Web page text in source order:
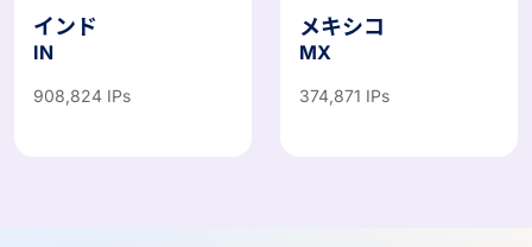
インド
IN
908,824 IPs
メキシコ
MX
374,871 IPs